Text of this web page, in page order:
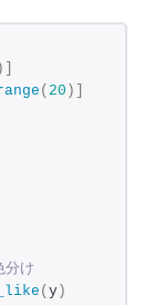
( 20 )]
分け
(y)